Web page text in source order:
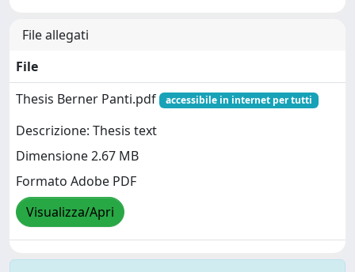
File allegati
File
Thesis Berner Panti.pdf
accessibile in internet per tutti
Descrizione: Thesis text
Dimensione 2.67 MB
Formato Adobe PDF
Visualizza/Apri